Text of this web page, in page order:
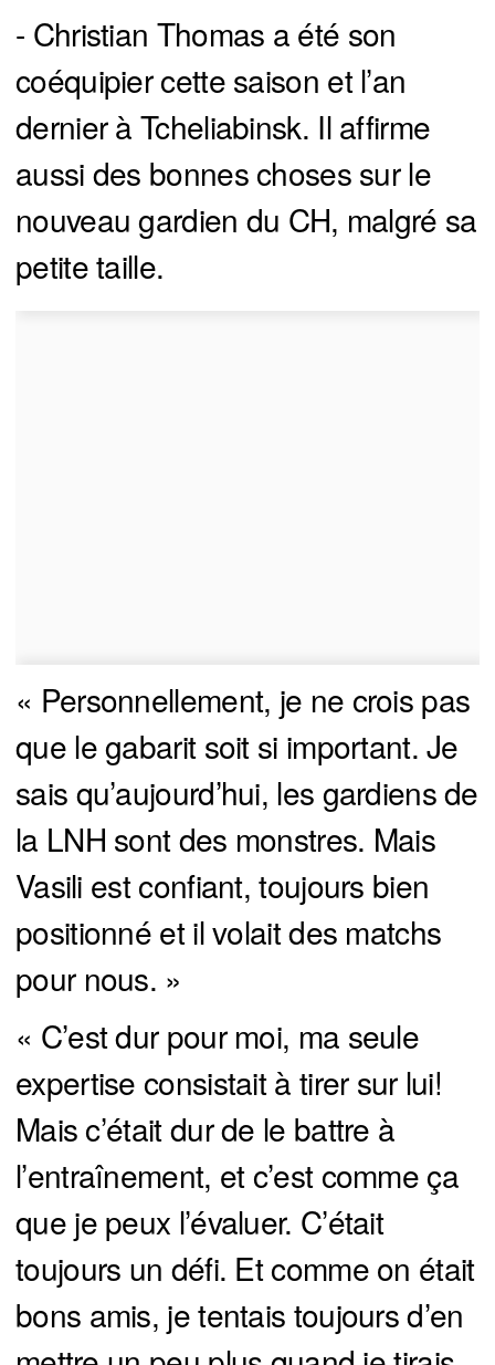
- Christian Thomas a été son
coéquipier cette saison et l’an
dernier à Tcheliabinsk. Il affirme
aussi des bonnes choses sur le
nouveau gardien du CH, malgré sa
petite taille.
« Personnellement, je ne crois pas
que le gabarit soit si important. Je
sais qu’aujourd’hui, les gardiens de
la LNH sont des monstres. Mais
Vasili est confiant, toujours bien
positionné et il volait des matchs
pour nous. »
« C’est dur pour moi, ma seule
expertise consistait à tirer sur lui!
Mais c’était dur de le battre à
l’entraînement, et c’est comme ça
que je peux l’évaluer. C’était
toujours un défi. Et comme on était
bons amis, je tentais toujours d’en